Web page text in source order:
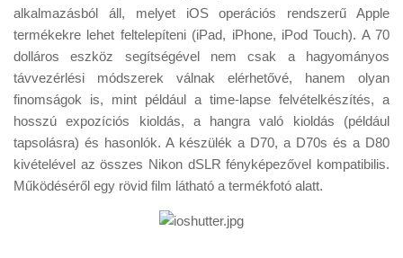
Tudástár
Érdekességek
Helyszíni Riport
E-BB
alkalmazásból áll, melyet iOS operációs rendszerű Apple
termékekre lehet feltelepíteni (iPad, iPhone, iPod Touch). A 70
dolláros eszköz segítségével nem csak a hagyományos
távvezérlési módszerek válnak elérhetővé, hanem olyan
finomságok is, mint például a time-lapse felvételkészítés, a
hosszú expozíciós kioldás, a hangra való kioldás (például
tapsolásra) és hasonlók. A készülék a D70, a D70s és a D80
kivételével az összes Nikon dSLR fényképezővel kompatibilis.
Működéséről egy rövid film látható a termékfotó alatt.